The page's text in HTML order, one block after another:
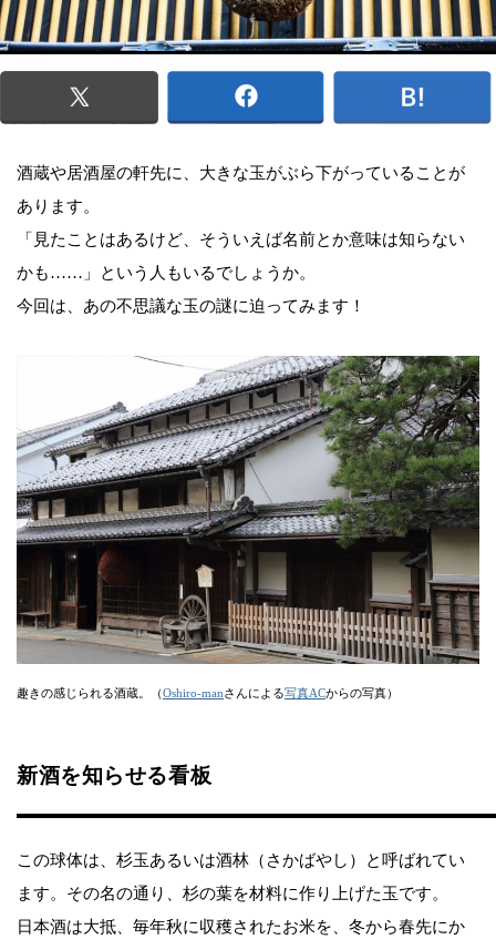
酒蔵や居酒屋の軒先に、大きな玉がぶら下がっていることが
あります。
「見たことはあるけど、そういえば名前とか意味は知らない
かも……」という人もいるでしょうか。
今回は、あの不思議な玉の謎に迫ってみます！
趣きの感じられる酒蔵。（Oshiro-manさんによる写真ACからの写真）
新酒を知らせる看板
この球体は、杉玉あるいは酒林（さかばやし）と呼ばれてい
ます。その名の通り、杉の葉を材料に作り上げた玉です。
日本酒は大抵、毎年秋に収穫されたお米を、冬から春先にか